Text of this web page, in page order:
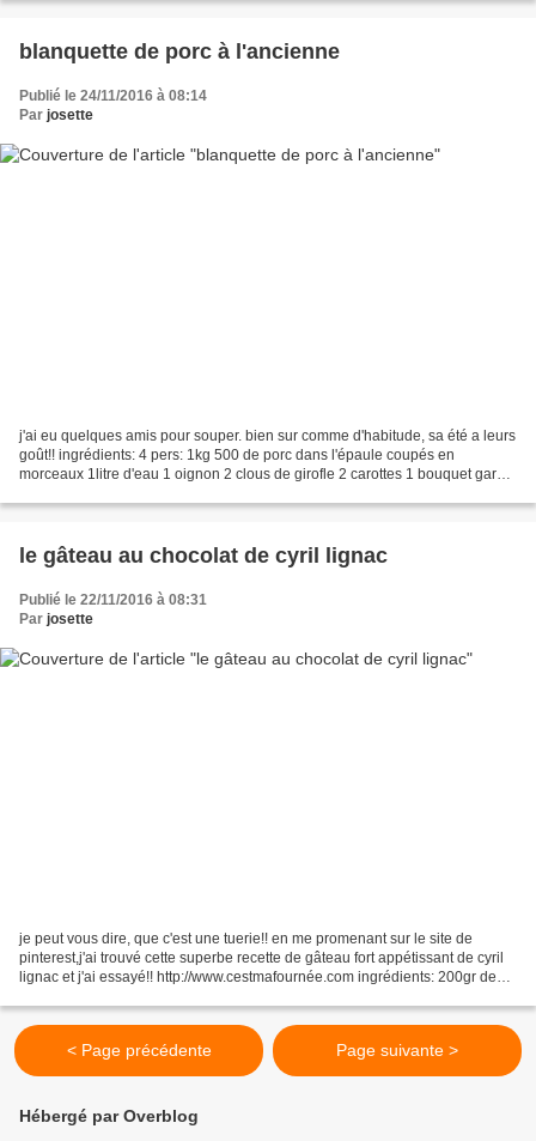
blanquette de porc à l'ancienne
Publié le 24/11/2016 à 08:14
Par josette
j'ai eu quelques amis pour souper. bien sur comme d'habitude, sa été a leurs
goût!! ingrédients: 4 pers: 1kg 500 de porc dans l'épaule coupés en
morceaux 1litre d'eau 1 oignon 2 clous de girofle 2 carottes 1 bouquet garni
le gâteau au chocolat de cyril lignac
Publié le 22/11/2016 à 08:31
Par josette
je peut vous dire, que c'est une tuerie!! en me promenant sur le site de
pinterest,j'ai trouvé cette superbe recette de gâteau fort appétissant de cyril
lignac et j'ai essayé!! http://www.cestmafournée.com ingrédients: 200gr de
< Page précédente Page suivante >
Hébergé par Overblog